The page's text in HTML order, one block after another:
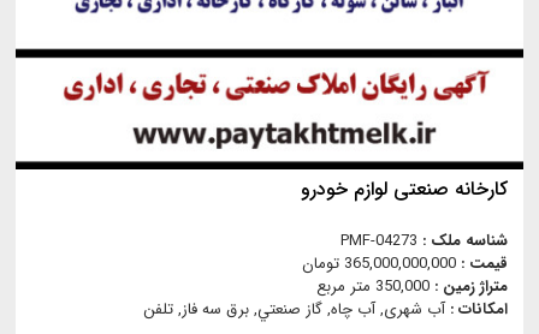
کارخانه صنعتی لوازم خودرو
شناسه ملک : PMF-04273
قیمت : 365,000,000,000 تومان
متراژ زمین : 350,000 متر مربع
امکانات :آب شهری, آب چاه, گاز صنعتي, برق سه فاز, تلفن